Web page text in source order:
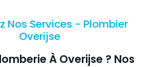
Nos Services - Plombier
Overijse
À Overijse ? Nos